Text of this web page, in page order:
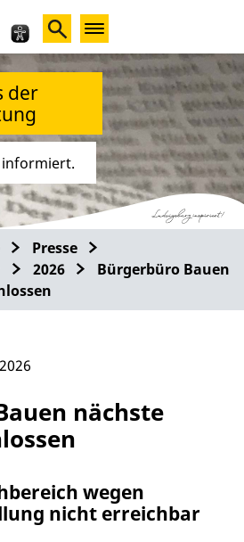
der
informiert.
Presse
2026
Bürgerbüro Bauen
nächste
wegen
nicht erreichbar